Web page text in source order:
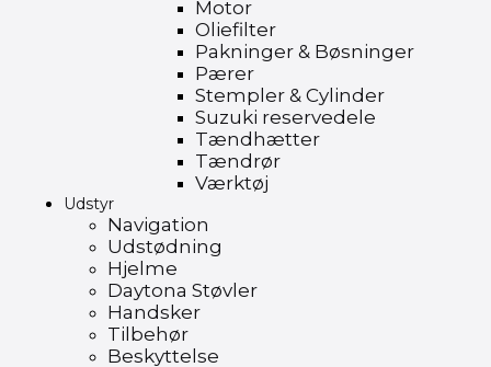
Motor
Oliefilter
Pakninger & Bøsninger
Pærer
Stempler & Cylinder
Suzuki reservedele
Tændhætter
Tændrør
Værktøj
Udstyr
Navigation
Udstødning
Hjelme
Daytona Støvler
Handsker
Tilbehør
Beskyttelse